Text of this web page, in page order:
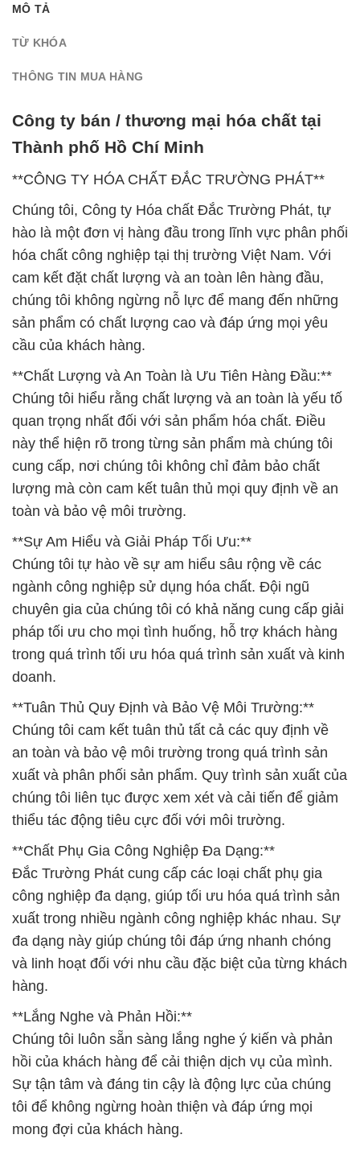
MÔ TẢ
TỪ KHÓA
THÔNG TIN MUA HÀNG
Công ty bán / thương mại hóa chất tại
Thành phố Hồ Chí Minh
**CÔNG TY HÓA CHẤT ĐẮC TRƯỜNG PHÁT**
Chúng tôi, Công ty Hóa chất Đắc Trường Phát, tự
hào là một đơn vị hàng đầu trong lĩnh vực phân phối
hóa chất công nghiệp tại thị trường Việt Nam. Với
cam kết đặt chất lượng và an toàn lên hàng đầu,
chúng tôi không ngừng nỗ lực để mang đến những
sản phẩm có chất lượng cao và đáp ứng mọi yêu
cầu của khách hàng.
**Chất Lượng và An Toàn là Ưu Tiên Hàng Đầu:**
Chúng tôi hiểu rằng chất lượng và an toàn là yếu tố
quan trọng nhất đối với sản phẩm hóa chất. Điều
này thể hiện rõ trong từng sản phẩm mà chúng tôi
cung cấp, nơi chúng tôi không chỉ đảm bảo chất
lượng mà còn cam kết tuân thủ mọi quy định về an
toàn và bảo vệ môi trường.
**Sự Am Hiểu và Giải Pháp Tối Ưu:**
Chúng tôi tự hào về sự am hiểu sâu rộng về các
ngành công nghiệp sử dụng hóa chất. Đội ngũ
chuyên gia của chúng tôi có khả năng cung cấp giải
pháp tối ưu cho mọi tình huống, hỗ trợ khách hàng
trong quá trình tối ưu hóa quá trình sản xuất và kinh
doanh.
**Tuân Thủ Quy Định và Bảo Vệ Môi Trường:**
Chúng tôi cam kết tuân thủ tất cả các quy định về
an toàn và bảo vệ môi trường trong quá trình sản
xuất và phân phối sản phẩm. Quy trình sản xuất của
chúng tôi liên tục được xem xét và cải tiến để giảm
thiểu tác động tiêu cực đối với môi trường.
**Chất Phụ Gia Công Nghiệp Đa Dạng:**
Đắc Trường Phát cung cấp các loại chất phụ gia
công nghiệp đa dạng, giúp tối ưu hóa quá trình sản
xuất trong nhiều ngành công nghiệp khác nhau. Sự
đa dạng này giúp chúng tôi đáp ứng nhanh chóng
và linh hoạt đối với nhu cầu đặc biệt của từng khách
hàng.
**Lắng Nghe và Phản Hồi:**
Chúng tôi luôn sẵn sàng lắng nghe ý kiến và phản
hồi của khách hàng để cải thiện dịch vụ của mình.
Sự tận tâm và đáng tin cậy là động lực của chúng
tôi để không ngừng hoàn thiện và đáp ứng mọi
mong đợi của khách hàng.